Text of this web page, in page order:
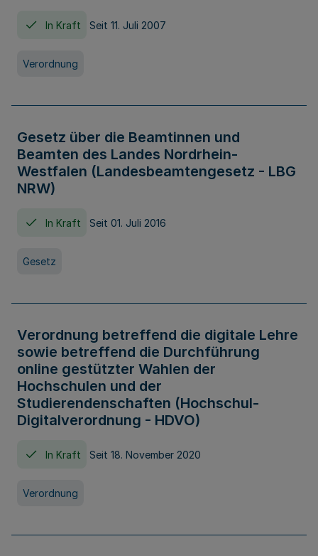
In Kraft Seit 11. Juli 2007
Verordnung
Gesetz über die Beamtinnen und
Beamten des Landes Nordrhein-
Westfalen (Landesbeamtengesetz - LBG
NRW)
In Kraft Seit 01. Juli 2016
Gesetz
Verordnung betreffend die digitale Lehre
sowie betreffend die Durchführung
online gestützter Wahlen der
Hochschulen und der
Studierendenschaften (Hochschul-
Digitalverordnung - HDVO)
In Kraft Seit 18. November 2020
Verordnung